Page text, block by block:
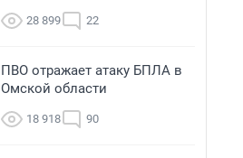
28 899 22
ПВО отражает атаку БПЛА в
Омской области
18 918 90